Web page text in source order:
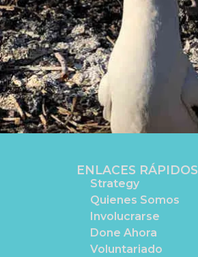
ENLACES RÁPIDOS
Strategy
Quienes Somos
Involucrarse
Done Ahora
Voluntariado